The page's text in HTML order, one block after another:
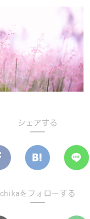
シェアする
chikaをフォローする